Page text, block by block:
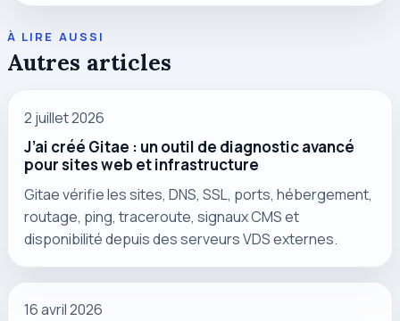
À LIRE AUSSI
Autres articles
2 juillet 2026
J’ai créé Gitae : un outil de diagnostic avancé
pour sites web et infrastructure
Gitae vérifie les sites, DNS, SSL, ports, hébergement,
routage, ping, traceroute, signaux CMS et
disponibilité depuis des serveurs VDS externes.
16 avril 2026